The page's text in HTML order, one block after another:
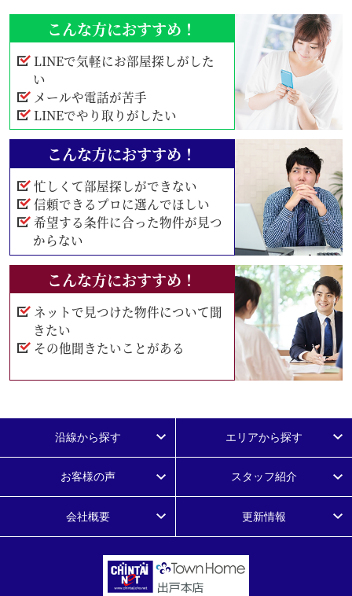
こんな方におすすめ！
LINEで気軽にお部屋探しがした
い
メールや電話が苦手
LINEでやり取りがしたい
こんな方におすすめ！
忙しくて部屋探しができない
信頼できるプロに選んでほしい
希望する条件に合った物件が見つ
からない
こんな方におすすめ！
ネットで見つけた物件について聞
きたい
その他聞きたいことがある
沿線から探す エリアから探す
お客様の声 スタッフ紹介
会社概要 更新情報